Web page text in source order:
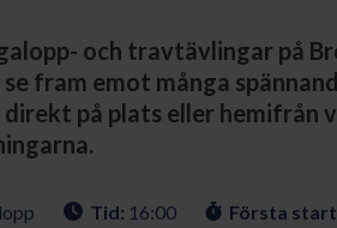
och travtävlingar på
fram emot många
på plats eller hemifrån
Tid: 16:00 Första